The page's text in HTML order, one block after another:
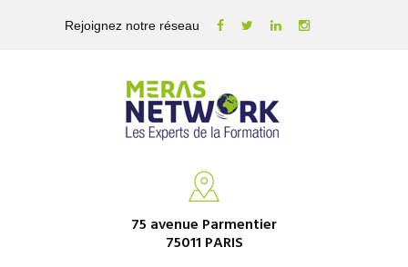
Rejoignez notre réseau
75 avenue Parmentier
75011 PARIS